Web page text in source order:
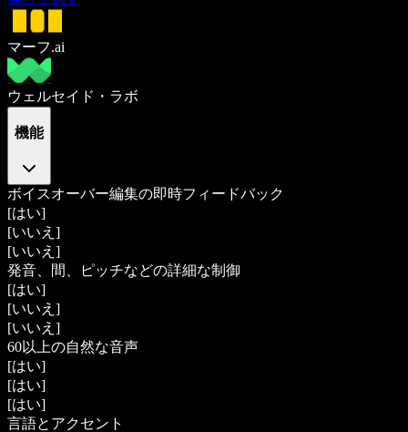
マーフ.ai
ウェルセイド・ラボ
機能
ボイスオーバー編集の即時フィードバック
[はい]
[いいえ]
[いいえ]
発音、間、ピッチなどの詳細な制御
[はい]
[いいえ]
[いいえ]
60以上の自然な音声
[はい]
[はい]
[はい]
言語とアクセント